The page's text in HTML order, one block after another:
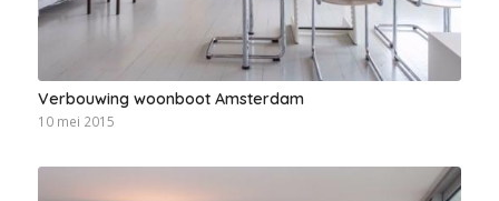
Verbouwing woonboot Amsterdam
10 mei 2015